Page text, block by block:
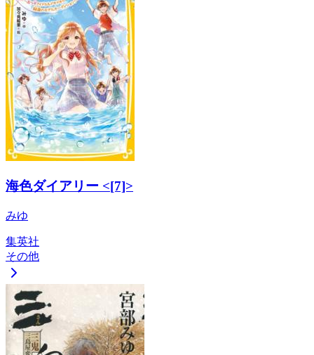
海色ダイアリー <[7]>
みゆ
集英社
その他